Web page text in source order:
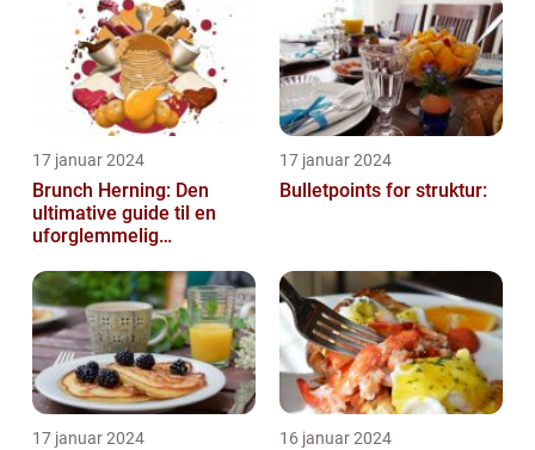
17 januar 2024
Brunch Herning: Den
ultimative guide til en
uforglemmelig
17 januar 2024
Bulletpoints for struktur:
17 januar 2024 16 januar 2024